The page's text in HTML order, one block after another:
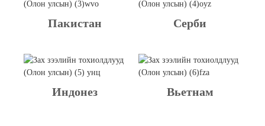
Пакистан Серби
Индонез Вьетнам